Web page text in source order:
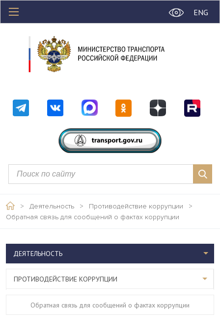
ENG
> Деятельность > Противодействие коррупции
>
Обратная связь для сообщений о фактах коррупции
ДЕЯТЕЛЬНОСТЬ
ПРОТИВОДЕЙСТВИЕ КОРРУПЦИИ
Обратная связь для сообщений о фактах коррупции